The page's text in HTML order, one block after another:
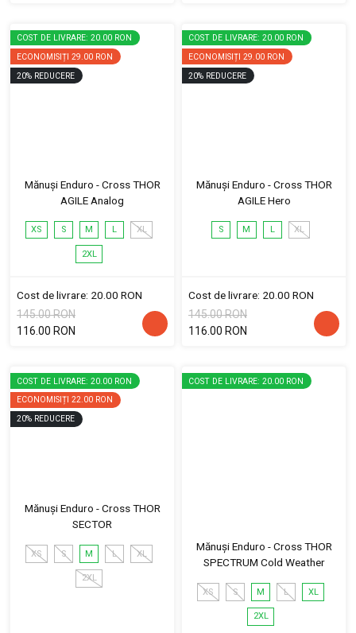
COST DE LIVRARE: 20.00 RON
ECONOMISIȚI 29.00 RON
20% REDUCERE
Mănuși Enduro - Cross THOR
AGILE Analog
XS S M L XL
2XL
Cost de livrare: 20.00 RON
145.00 RON
116.00 RON
COST DE LIVRARE: 20.00 RON
ECONOMISIȚI 29.00 RON
20% REDUCERE
Mănuși Enduro - Cross THOR
AGILE Hero
S M L XL
Cost de livrare: 20.00 RON
145.00 RON
116.00 RON
COST DE LIVRARE: 20.00 RON
ECONOMISIȚI 22.00 RON
20% REDUCERE
Mănuși Enduro - Cross THOR
SECTOR
XS S M L XL
2XL
COST DE LIVRARE: 20.00 RON
Mănuși Enduro - Cross THOR
SPECTRUM Cold Weather
XS S M L XL
2XL